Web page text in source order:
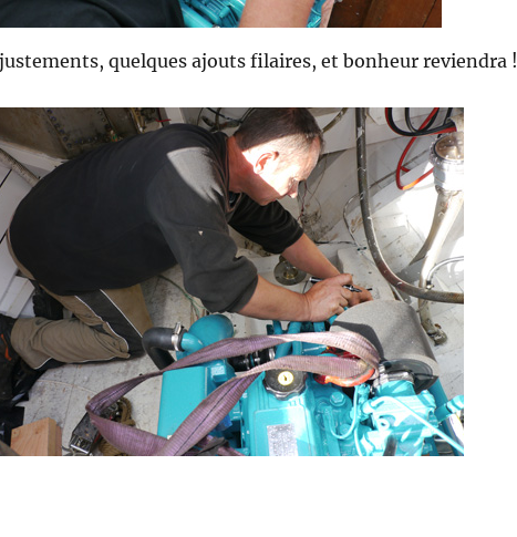
quelques ajouts filaires, et bonheur reviendra !